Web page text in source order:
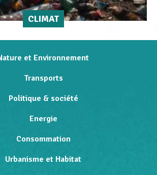
CLIMAT
et Environnement
Transports
Politique & société
Energie
Consommation
Urbanisme et Habitat